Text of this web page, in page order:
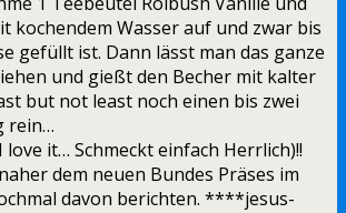
kochendem Wasser auf und zwar bis
gefüllt ist. Dann lässt man das ganze
und gießt den Becher mit kalter
but not least noch einen bis zwei
rein…
love it… Schmeckt einfach Herrlich)!!
dem neuen Bundes Präses im
davon berichten. ****jesus-